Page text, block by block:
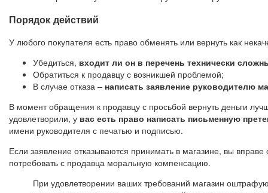
Порядок действий
У любого покупателя есть право обменять или вернуть как
Убедиться, входит ли он в перечень технически
Обратиться к продавцу с возникшей проблемой;
В случае отказа – написать заявление руководителю
В момент обращения к продавцу с просьбой вернуть деньги
удовлетворили, у вас есть право написать письменную
имени руководителя с печатью и подписью.
Если заявление отказываются принимать в магазине, вы
потребовать с продавца моральную компенсацию.
При удовлетворении ваших требований магазин